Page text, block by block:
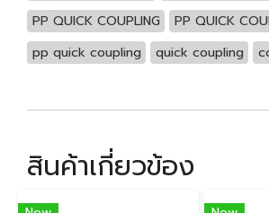
PP QUICK COUPLING
PP QUICK
pp quick coupling
quick coupling
สินค้าเกี่ยวข้อง